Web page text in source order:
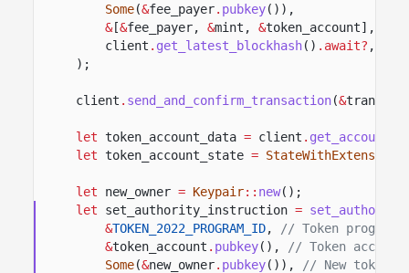
Some(&fee_payer. pubkey()),
&[&fee_payer, &mint, &token_account],
client . get_latest_blockhash() .await? ,
);
client . send_and_confirm_transaction(&
let token_account_data = client . get_account
let token_account_state = StateWithExtensions
let new_owner = Keypair:: new();
let
set_authority_instruction = set_authority
&TOKEN_2022_PROGRAM_ID,
// Token program
&token_account . pubkey(),
// Token
Some(&new_owner. pubkey()),
// New token